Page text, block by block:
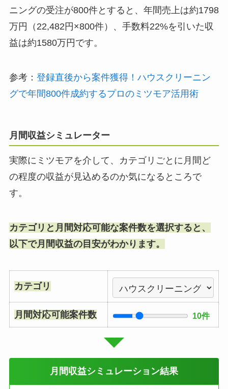
ニングの受注が800件とすると、年間売上は約1798
万円（22,482円×800件）、手数料22%を引いた収
益は約1580万円です。
参考： 登録直後から案件獲得！ハウスクリーニン
グで年間800件成約するプロのミツモア活用術
月間収益シミュレーター
実際にミツモアを介して、カテゴリごとに月間ど
の程度の収益が見込めるのか気になるところで
す。
カテゴリと月間対応可能な案件数を選択すると、
以下で月間収益の目安がわかります。
カテゴリ
月間対応可能案件数 10件
月間収益シミュレーション結果